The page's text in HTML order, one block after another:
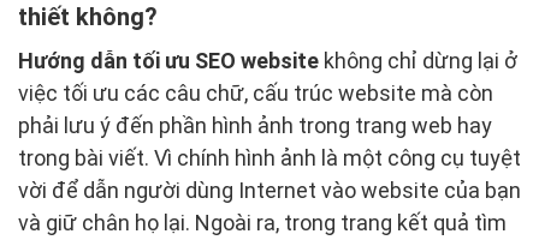
thiết không?
Hướng dẫn tối ưu SEO website không chỉ dừng lại ở
việc tối ưu các câu chữ, cấu trúc website mà còn
phải lưu ý đến phần hình ảnh trong trang web hay
trong bài viết. Vì chính hình ảnh là một công cụ tuyệt
vời để dẫn người dùng Internet vào website của bạn
và giữ chân họ lại. Ngoài ra, trong trang kết quả tìm